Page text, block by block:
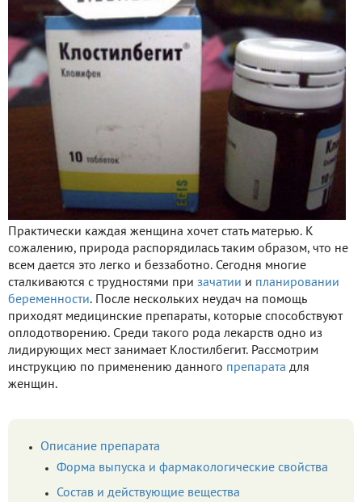
Практически каждая женщина хочет стать матерью. К
сожалению, природа распорядилась таким образом, что не
всем дается это легко и беззаботно. Сегодня многие
сталкиваются с трудностями при зачатии и планировании
беременности. После нескольких неудач на помощь
приходят медицинские препараты, которые способствуют
оплодотворению. Среди такого рода лекарств одно из
лидирующих мест занимает Клостилбегит. Рассмотрим
инструкцию по применению данного препарата для
женщин.
Описание препарата
Форма выпуска и фармакологические свойства
Состав и действующие вещества